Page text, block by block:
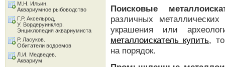
Поисковые
различных
украшения или
металлоискатель купить,
на порядок.
М.Н. Ильин.
Аквариумное рыбоводство
Г.Р. Аксельрод,
У. Вордеруинклер.
Энциклопедия аквариумиста
Р. Ласуков.
Обитатели водоемов
Л.И. Медведев.
Аквариум